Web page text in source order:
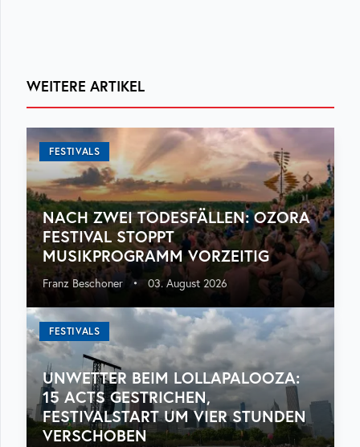
WEITERE ARTIKEL
FESTIVALS
NACH ZWEI TODESFÄLLEN: OZORA
FESTIVAL STOPPT
MUSIKPROGRAMM VORZEITIG
Franz Beschoner • 03. August 2026
FESTIVALS
UNWETTER BEIM LOLLAPALOOZA:
15 ACTS GESTRICHEN,
FESTIVALSTART UM VIER STUNDEN
VERSCHOBEN